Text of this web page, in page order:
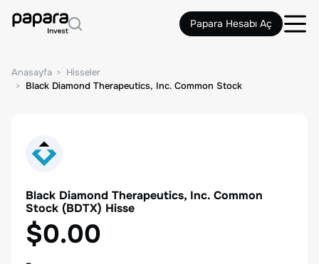
Papara Hesabı Aç
Anasayfa
Hisseler
Black Diamond Therapeutics, Inc. Common Stock
Black Diamond Therapeutics, Inc. Common
Stock (BDTX) Hisse
$0.00